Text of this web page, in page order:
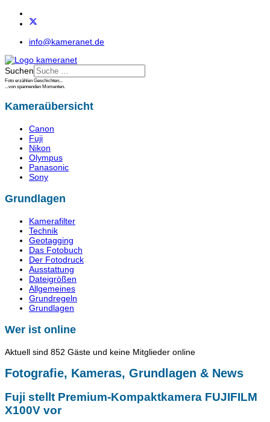
info@kameranet.de
Suchen
Foto erzählen Geschichten...
...von spannenden Momenten.
Kameraübersicht
Canon
Fuji
Nikon
Olympus
Panasonic
Sony
Grundlagen
Kamerafilter
Technik
Geotagging
Das Fotobuch
Der Fotodruck
Ausstattung
Dateigrößen
Allgemeines
Grundregeln
Grundlagen
Wer ist online
Aktuell sind 852 Gäste und keine Mitglieder online
Fotografie, Kameras, Grundlagen & News
Fuji stellt Premium-Kompaktkamera FUJIFILM
X100V vor